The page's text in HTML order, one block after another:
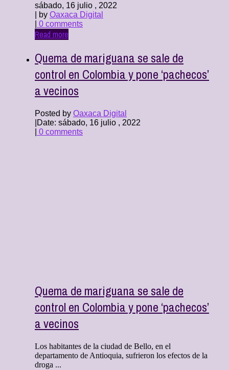
sábado, 16 julio , 2022
| by Oaxaca Digital
0 comments
Read more
Quema de mariguana se sale de
control en Colombia y pone ‘pachecos’
a vecinos
Posted by Oaxaca Digital
Date: sábado, 16 julio , 2022
0 comments
Quema de mariguana se sale de
control en Colombia y pone ‘pachecos’
a vecinos
Los habitantes de la ciudad de Bello, en el
departamento de Antioquia, sufrieron los efectos de la
droga ...